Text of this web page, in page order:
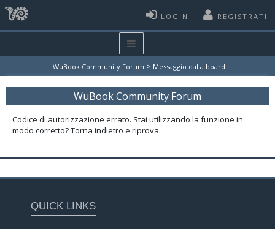
LOGIN REGISTRATI
WuBook Community Forum > Messaggio dalla board
WuBook Community Forum
Codice di autorizzazione errato. Stai utilizzando la funzione in
modo corretto? Torna indietro e riprova.
QUICK LINKS